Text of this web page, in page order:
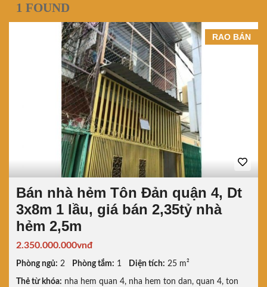
1 FOUND
RAO BÁN
Bán nhà hẻm Tôn Đản quận 4, Dt
3x8m 1 lầu, giá bán 2,35tỷ nhà
hẻm 2,5m
2.350.000.000vnđ
Phòng ngủ: 2 Phòng tắm: 1 Diện tích: 25 m²
Thẻ từ khóa: nha hem quan 4, nha hem ton dan, quan 4, ton